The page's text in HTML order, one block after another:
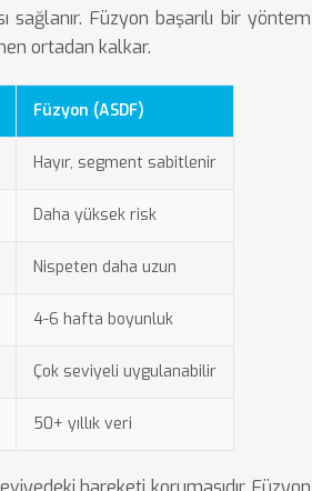
Füzyon başarılı bir yöntem
ortadan kalkar.
Füzyon (ASDF)
Hayır, segment sabitlenir
Daha yüksek risk
Nispeten daha uzun
4-6 hafta boyunluk
Çok seviyeli uygulanabilir
50+ yıllık veri